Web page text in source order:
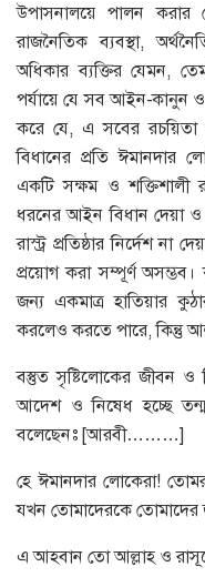
উপাসনালয়ে পালন
রাজনৈতিক ব্যবস্থা,
অধিকার ব্যক্তির যেমন,
পর্যায়ে যে সব আইন-কানুন ও
করে যে, এ সবের রচয়িতা
বিধানের প্রতি ঈমানদার
একটি সক্ষম ও শক্তিশালী
ধরনের আইন বিধান দেয়া ও
রাস্ট্র প্রতিষ্ঠার নির্দেশ না
প্রয়োগ করা সম্পূর্ণ
জন্য একমাত্র হাতিয়ার
করলেও করতে পারে, কিন্তু
বস্তুত সৃষ্টিলোকের জীবন ও
আদেশ ও নিষেধ হচ্ছে
বলেছেনঃ [আরবী………]
হে ঈমানদার লোকেরা!
যখন তোমাদেরকে তোমাদের
এ আহবান তো আল্লাহ ও